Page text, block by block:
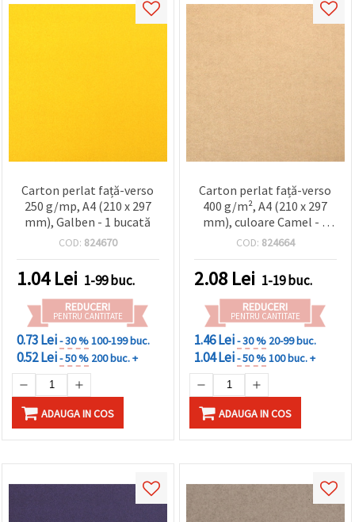
Carton perlat față-verso
250 g/mp, A4 (210 x 297
mm), Galben - 1 bucată
COD: 824670
1.04Lei 1-99 buc.
REDUCERI
PENTRU CANTITATE
0.73 Lei- 30 %100-199 buc.
0.52 Lei- 50 % 200 buc. +
ADAUGA IN COS
Carton perlat față-verso
400 g/m², A4 (210 x 297
mm), culoare Camel - 1
bucată
COD: 824664
2.08 Lei 1-19 buc.
REDUCERI
PENTRU CANTITATE
1.46 Lei- 30 % 20-99 buc.
1.04 Lei- 50 %100 buc. +
ADAUGA IN COS